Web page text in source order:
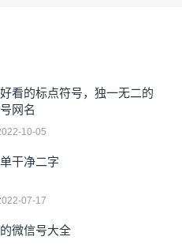
看的标点符号，独一无二的
网名
10-05
干净二字
07-17
微信号大全